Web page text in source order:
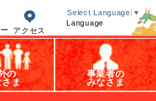
アクセス
Select Language ▼
Language
の
さま
事業者の
みなさま